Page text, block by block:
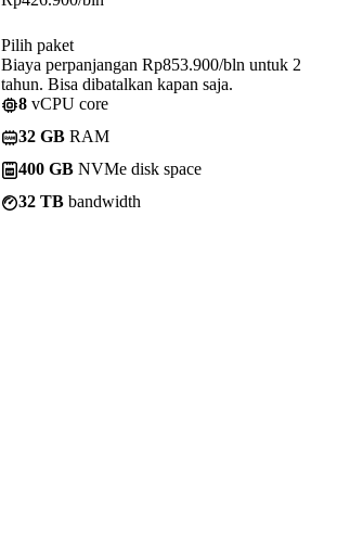
Pilih paket
Biaya perpanjangan Rp853.900/bln untuk 2
tahun. Bisa dibatalkan kapan saja.
8 vCPU core
32 GB RAM
400 GB NVMe disk space
32 TB bandwidth